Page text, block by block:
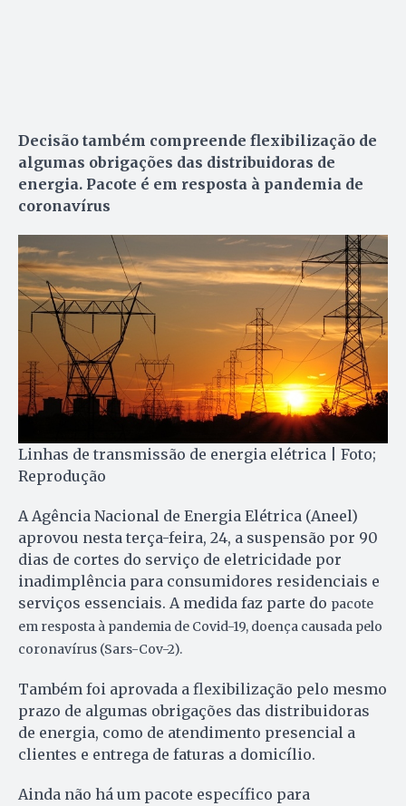
Decisão também compreende flexibilização de
algumas obrigações das distribuidoras de
energia. Pacote é em resposta à pandemia de
coronavírus
Linhas de transmissão de energia elétrica | Foto;
Reprodução
A Agência Nacional de Energia Elétrica (Aneel)
aprovou nesta terça-feira, 24, a suspensão por 90
dias de cortes do serviço de eletricidade por
inadimplência para consumidores residenciais e
serviços essenciais. A medida faz parte do pacote
em resposta à pandemia de Covid-19, doença causada pelo
coronavírus (Sars-Cov-2).
Também foi aprovada a flexibilização pelo mesmo
prazo de algumas obrigações das distribuidoras
de energia, como de atendimento presencial a
clientes e entrega de faturas a domicílio.
Ainda não há um pacote específico para